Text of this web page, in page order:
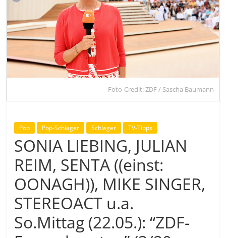
Foto-Credit: ZDF / Sascha Baumann
Pop Pop-Schlager Schlager TV-Tipps
SONIA LIEBING, JULIAN
REIM, SENTA ((einst:
OONAGH)), MIKE SINGER,
STEREOACT u.a.
So.Mittag (22.05.): “ZDF-